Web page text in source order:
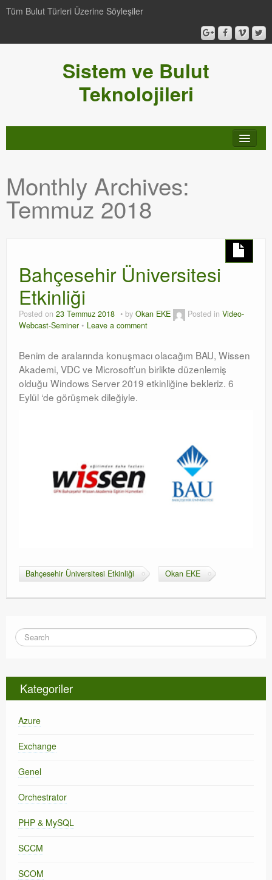
Tüm Bulut Türleri Üzerine Söyleşiler
Sistem ve Bulut
Teknolojileri
Genel
Video-Webcast-Seminer
SCOM
Orchestrator
Watchguard
Exchange
Monthly Archives:
Temmuz 2018
Bahçesehir Üniversitesi
Etkinliği
Posted on 23 Temmuz 2018 by Okan EKE Posted in Video-
Webcast-Seminer
Leave a comment
Benim de aralarında konuşmacı olacağım BAU, Wissen
Akademi, VDC ve Microsoft’un birlikte düzenlemiş
olduğu Windows Server 2019 etkinliğine bekleriz. 6
Eylül ‘de görüşmek dileğiyle.
Bahçesehir Üniversitesi Etkinliği Okan EKE
Kategoriler
Azure
Exchange
Genel
Orchestrator
PHP & MySQL
SCCM
SCOM